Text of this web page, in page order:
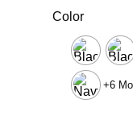
era:
109.95 €.
Color
+6